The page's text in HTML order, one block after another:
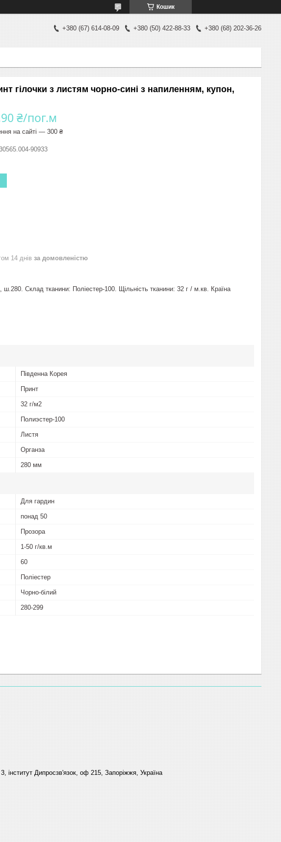
Кошик
+380 (67) 614-08-09 +380 (50) 422-88-33 +380 (68) 202-36-26
гілочки з листям чорно-сині з напиленням, купон,
₴/пог.м
на сайті — 300 ₴
90933
14 днів за домовленістю
ш.280. Склад тканини: Поліестер-100. Щільність тканини: 32 г / м.кв. Країна
Південна Корея
Принт
32 г/м2
Полиэстер-100
Листя
Органза
280 мм
Для гардин
понад 50
Прозора
1-50 г/кв.м
60
Поліестер
Чорно-білий
280-299
інститут Дипросзв'язок, оф 215, Запоріжжя, Україна